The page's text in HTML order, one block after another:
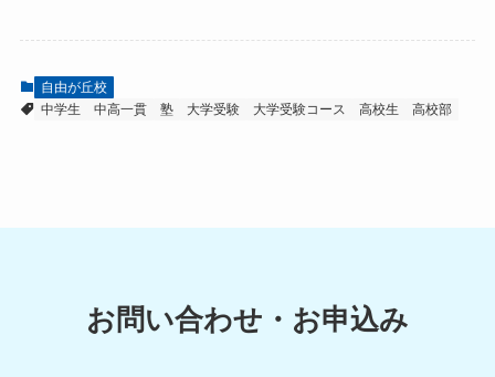
自由が丘校
中学生
中高一貫 塾 大学受験 大学受験コース 高校生 高校部
お問い合わせ・お申込み